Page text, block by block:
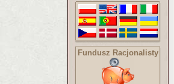
Fundusz Racjonalisty